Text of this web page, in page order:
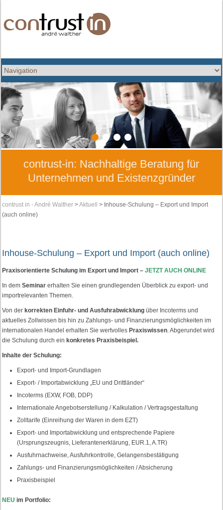
1 2 3 4
contrust-in: Nachhaltige Beratung für
Unternehmen und Existenzgründer
contrust in - André Walther >Aktuell
> Inhouse-Schulung – Export und Import
(auch online)
Inhouse-Schulung – Export und Import (auch online)
Praxisorientierte Schulung im Export und Import –JETZT AUCH ONLINE
In dem Seminar erhalten Sie einen grundlegenden Überblick zu export- und
importrelevanten Themen.
Von der korrekten Einfuhr- und Ausfuhrabwicklung über Incoterms und
aktuelles Zollwissen bis hin zu Zahlungs- und Finanzierungsmöglichkeiten im
internationalen Handel erhalten Sie wertvolles Praxiswissen. Abgerundet wird
die Schulung durch ein konkretes Praxisbeispiel.
Inhalte der Schulung:
Export- und Import-Grundlagen
Export- / Importabwicklung „EU und Drittländer“
Incoterms (EXW, FOB, DDP)
Internationale Angebotserstellung / Kalkulation / Vertragsgestaltung
Zolltarife (Einreihung der Waren in dem EZT)
Export- und Importabwicklung und entsprechende Papiere
(Ursprungszeugnis, Lieferantenerklärung, EUR.1, A.TR)
Ausfuhrnachweise, Ausfuhrkontrolle, Gelangensbestätigung
Zahlungs- und Finanzierungsmöglichkeiten / Absicherung
Praxisbeispiel
NEU im Portfolio: